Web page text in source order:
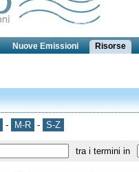
Nuove Emissioni Risorse
- M-R - S-Z
tra i termini in